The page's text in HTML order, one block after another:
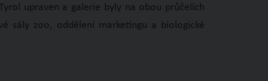
upraven a galerie byly na obou průčelích
sály zoo, oddělení marketingu a biologické